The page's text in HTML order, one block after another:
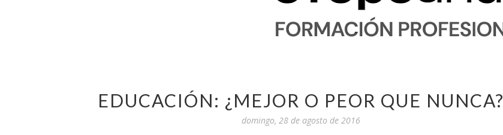
EDUCACIÓN: ¿MEJOR O PEOR QUE NUNCA?
domingo, 28 de agosto de 2016